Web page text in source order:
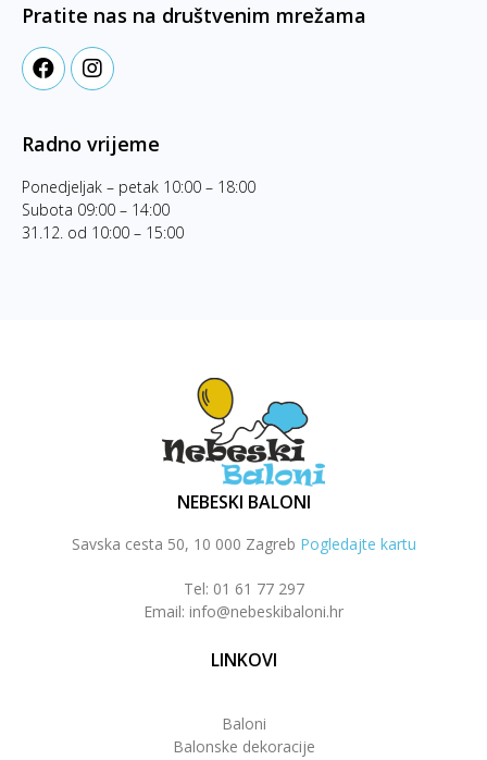
Pratite nas na društvenim mrežama
Radno vrijeme
Ponedjeljak – petak 10:00 – 18:00
Subota 09:00 – 14:00
31.12. od 10:00 – 15:00
NEBESKI BALONI
Savska cesta 50, 10 000 Zagreb Pogledajte kartu
Tel: 01 61 77 297
Email: info@nebeskibaloni.hr
LINKOVI
Baloni
Balonske dekoracije